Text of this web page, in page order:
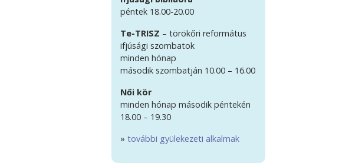
péntek 18.00-20.00
Te-TRISZ – törökőri református
ifjúsági szombatok
minden hónap
második szombatján 10.00 – 16.00
Női kör
minden hónap második péntekén
18.00 – 19.30
» további gyülekezeti alkalmak